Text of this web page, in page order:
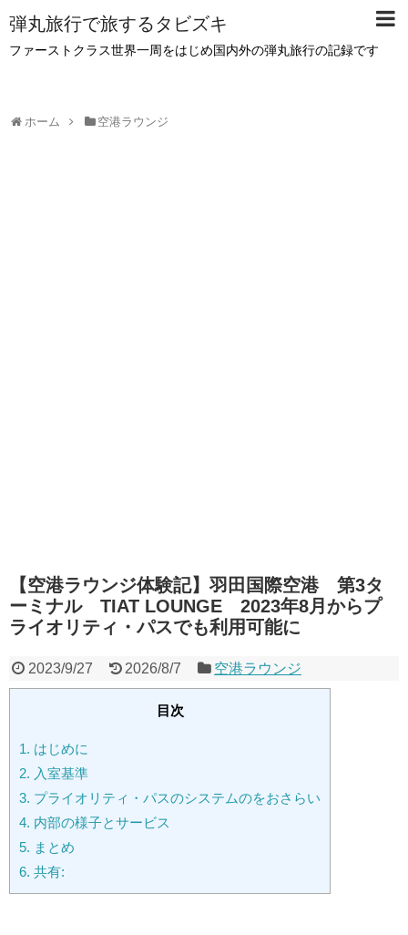
弾丸旅行で旅するタビズキ
ファーストクラス世界一周をはじめ国内外の弾丸旅行の記録です
ホーム 空港ラウンジ
【空港ラウンジ体験記】羽田国際空港 第3タ
ーミナル TIAT LOUNGE 2023年8月からプ
ライオリティ・パスでも利用可能に
2023/9/27 2026/8/7 空港ラウンジ
目次
1. はじめに
2. 入室基準
3. プライオリティ・パスのシステムのをおさらい
4. 内部の様子とサービス
5. まとめ
6. 共有: